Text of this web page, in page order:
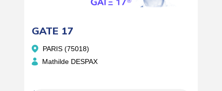
GATE 17
PARIS (75018)
Mathilde DESPAX